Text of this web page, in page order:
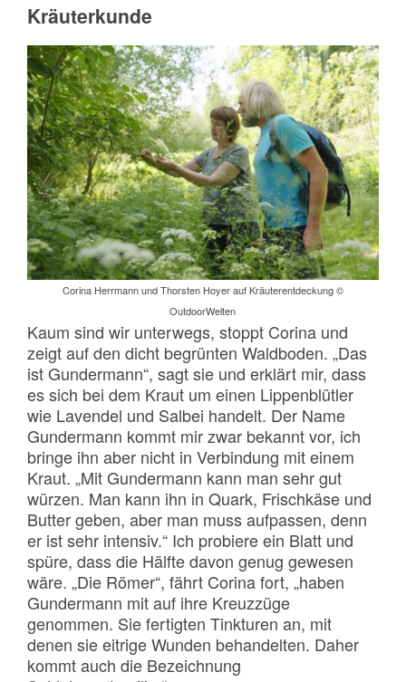
Kräuterkunde
Corina Herrmann und Thorsten Hoyer auf Kräuterentdeckung ©
OutdoorWelten
Kaum sind wir unterwegs, stoppt Corina und
zeigt auf den dicht begrünten Waldboden. „Das
ist Gundermann“, sagt sie und erklärt mir, dass
es sich bei dem Kraut um einen Lippenblütler
wie Lavendel und Salbei handelt. Der Name
Gundermann kommt mir zwar bekannt vor, ich
bringe ihn aber nicht in Verbindung mit einem
Kraut. „Mit Gundermann kann man sehr gut
würzen. Man kann ihn in Quark, Frischkäse und
Butter geben, aber man muss aufpassen, denn
er ist sehr intensiv.“ Ich probiere ein Blatt und
spüre, dass die Hälfte davon genug gewesen
wäre. „Die Römer“, fährt Corina fort, „haben
Gundermann mit auf ihre Kreuzzüge
genommen. Sie fertigten Tinkturen an, mit
denen sie eitrige Wunden behandelten. Daher
kommt auch die Bezeichnung